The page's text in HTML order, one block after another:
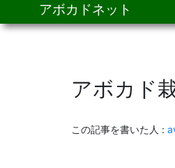
アボカドネット
アボカド
この記事を書いた人 :